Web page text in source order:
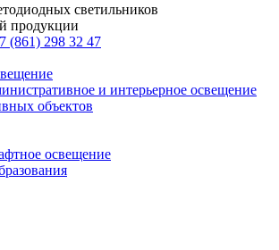
светильников
продукции
(861) 298 32 47
и интерьерное освещение
объектов
освещение